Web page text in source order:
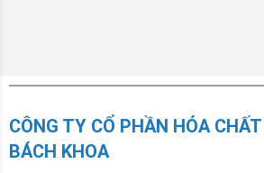
CÔNG TY CỔ PHẦN HÓA
BÁCH KHOA